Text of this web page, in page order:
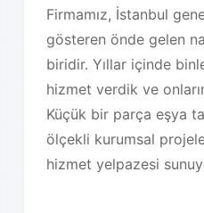
Firmamız, İstanbul
gösteren önde gelen
biridir. Yıllar içinde
hizmet verdik ve
Küçük bir parça eşya
ölçekli kurumsal
hizmet yelpazesi